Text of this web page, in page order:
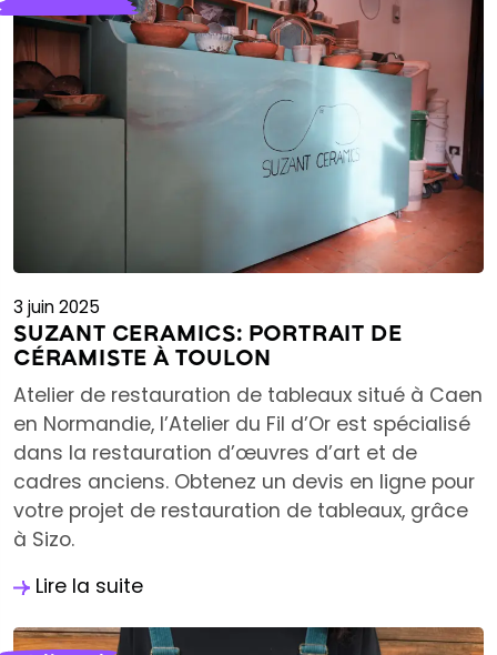
3 juin 2025
SUZANT CERAMICS: PORTRAIT DE
CÉRAMISTE À TOULON
Atelier de restauration de tableaux situé à Caen
en Normandie, l’Atelier du Fil d’Or est spécialisé
dans la restauration d’œuvres d’art et de
cadres anciens. Obtenez un devis en ligne pour
votre projet de restauration de tableaux, grâce
à Sizo.
Lire la suite